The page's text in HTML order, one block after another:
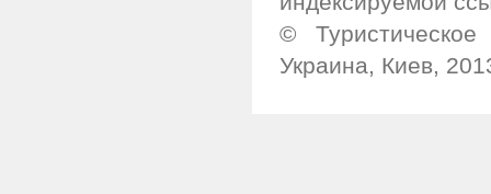
©
Украина, Киев,